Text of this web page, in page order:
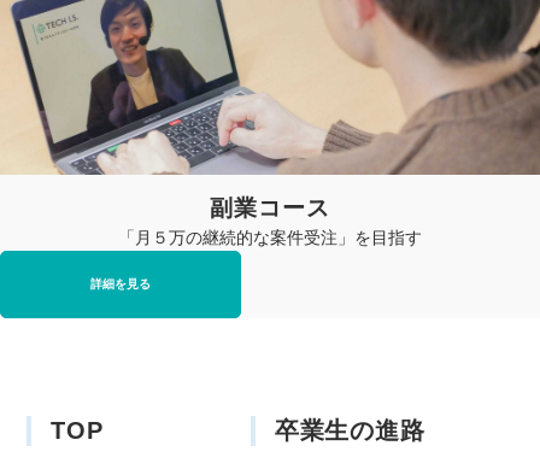
副業コース
「月５万の継続的な案件受注」を目指す
詳細を見る
TOP 卒業生の進路